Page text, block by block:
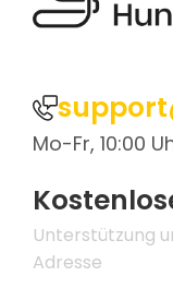
Mo-Fr, 10:00
Unterstützung
Adresse